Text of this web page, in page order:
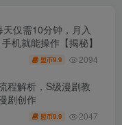
仅需10分钟，月入
机就能操作【揭秘】
盟币9.9 2094
程解析，S级漫剧教
剧创作
盟币9.9 2047